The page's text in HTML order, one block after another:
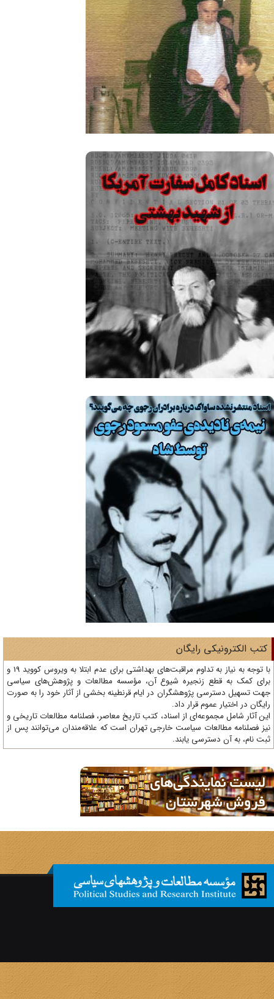
الکترونیکی رایگان
با توجه به نیاز به تداوم مراقبت‌های بهداشتی برای عدم ابتلا به ویروس کووید 19 و
کمک به قطع زنجیره شیوع آن، مؤسسه مطالعات و پژوهش‌های سیاسی
تسهیل دسترسی پژوهشگران در ایام قرنطینه بخشی از آثار خود را به صورت
در اختیار عموم قرار داد.
آثار شامل مجموعه‌ای از اسناد، کتب تاریخ معاصر، فصلنامه‌ مطالعات تاریخی و
فصلنامه مطالعات سیاست خارجی تهران است که علاقه‌مندان می‌توانند پس از
نام، به آن دسترسی یابند.